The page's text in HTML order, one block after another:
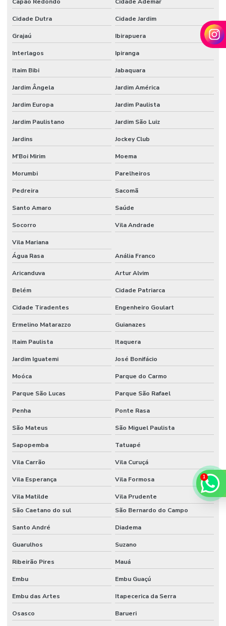
Cidade Dutra Cidade Jardim
Grajaú Ibirapuera
Interlagos Ipiranga
Itaim Bibi Jabaquara
Jardim Ângela Jardim América
Jardim Europa Jardim Paulista
Jardim Paulistano Jardim São Luiz
Jardins Jockey Club
M'Boi Mirim Moema
Morumbi Parelheiros
Pedreira Sacomã
Santo Amaro Saúde
Socorro Vila Andrade
Vila Mariana
Água Rasa
Anália Franco
Aricanduva Artur Alvim
Belém Cidade Patriarca
Cidade Tiradentes Engenheiro Goulart
Ermelino Matarazzo Guianazes
Itaim Paulista Itaquera
Jardim Iguatemi José Bonifácio
Moóca Parque do Carmo
Parque São Lucas Parque São Rafael
Penha Ponte Rasa
São Mateus São Miguel Paulista
Sapopemba Tatuapé
Vila Carrão Vila Curuçá
Vila Esperança Vila Formosa
Vila Matilde
Vila Prudente
São Caetano do sul
São Bernardo do Campo
Santo André Diadema
Guarulhos Suzano
Ribeirão Pires Mauá
Embu Embu Guaçú
Embu das Artes Itapecerica da Serra
Osasco Barueri